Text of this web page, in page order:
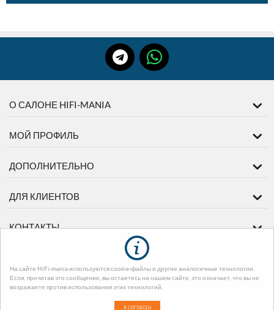
На сайте HiFi-mania используются cookie-файлы и другие аналогичные технологии.
Если, прочитав это сообщение, вы остаетесь на нашем сайте, это означает, что вы не
возражаете против использования этих технологий.
Я СОГЛАСЕН
О САЛОНЕ HIFI-MANIA
МОЙ ПРОФИЛЬ
ДОПОЛНИТЕЛЬНО
ДЛЯ КЛИЕНТОВ
КОНТАКТЫ
© 2003-2026 диМЕДИА. На базеCS-Cart - Платформа для интернет-
магазинов. Design by EnergoThemes -CS-Cart Themes